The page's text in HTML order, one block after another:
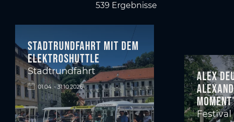
539 Ergebnisse
Stadtrundfahrt mit dem
Elektroshuttle
Stadtrundfahrt
01.04. - 31.10.2026
Alex
Festival